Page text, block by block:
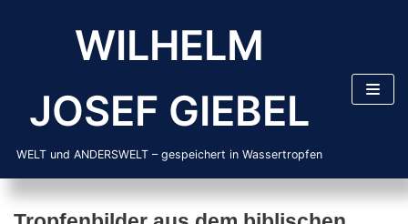
WILHELM
JOSEF GIEBEL
WELT und ANDERSWELT – gespeichert in Wassertropfen